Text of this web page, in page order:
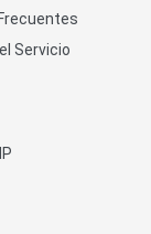
Servicio